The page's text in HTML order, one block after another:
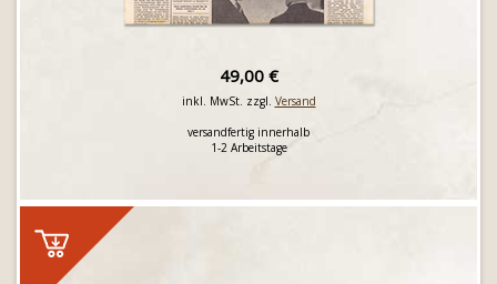
49,00 €
inkl. MwSt. zzgl. Versand
versandfertig innerhalb
1-2 Arbeitstage